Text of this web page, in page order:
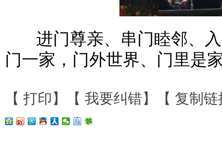
进门尊亲、串门睦邻、入
门一家，门外世界、门里是
【 打印 】【 我要纠错】【 复制链